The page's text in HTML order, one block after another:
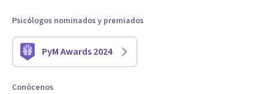
Psicólogos nominados y premiados
PyM Awards 2024
Conócenos